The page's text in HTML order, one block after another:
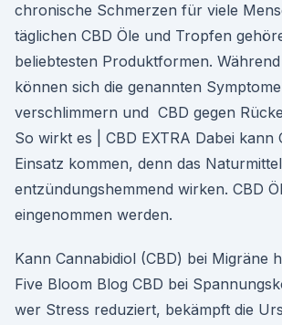
chronische Schmerzen für viele
täglichen CBD Öle und Tropfen
beliebtesten Produktformen.
können sich die genannten
verschlimmern und CBD gegen
So wirkt es | CBD EXTRA Dabei kann
Einsatz kommen, denn das
entzündungshemmend wirken. CBD
eingenommen werden.
Kann Cannabidiol (CBD) bei Migräne
Five Bloom Blog CBD bei
wer Stress reduziert, bekämpft die